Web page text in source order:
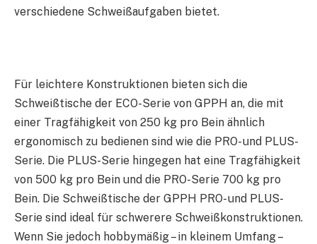
verschiedene Schweißaufgaben bietet.
Für leichtere Konstruktionen bieten sich die
Schweißtische der ECO-Serie von GPPH an, die mit
einer Tragfähigkeit von 250 kg pro Bein ähnlich
ergonomisch zu bedienen sind wie die PRO- und PLUS-
Serie. Die PLUS-Serie hingegen hat eine Tragfähigkeit
von 500 kg pro Bein und die PRO-Serie 700 kg pro
Bein. Die Schweißtische der GPPH PRO- und PLUS-
Serie sind ideal für schwerere Schweißkonstruktionen.
Wenn Sie jedoch hobbymäßig – in kleinem Umfang –